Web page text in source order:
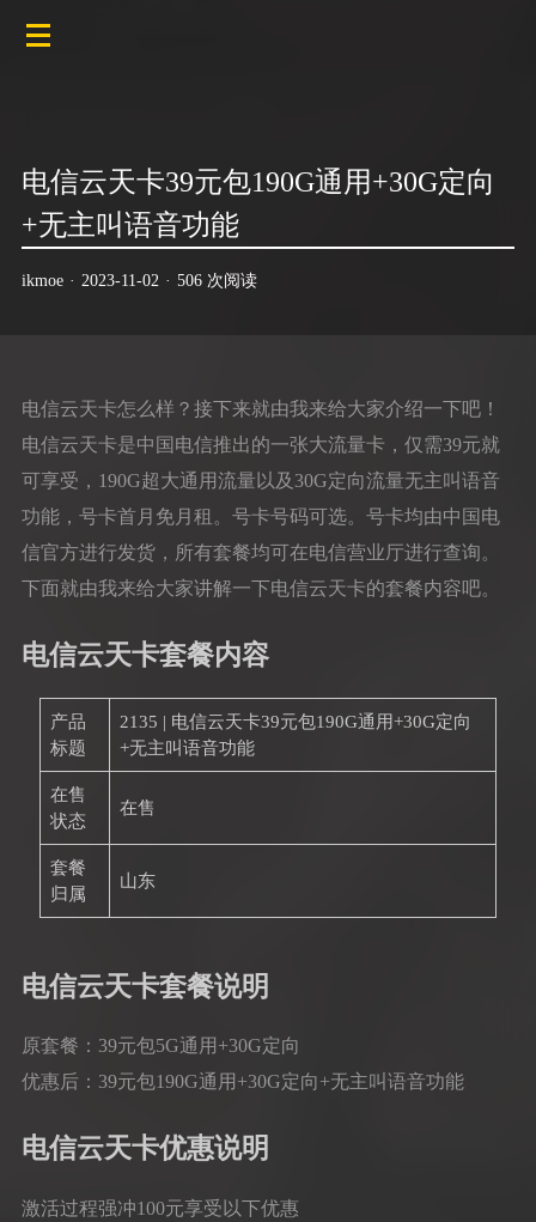
电信云天卡39元包190G通用+30G定向
+无主叫语音功能
ikmoe · 2023-11-02 · 506 次阅读
电信云天卡怎么样？接下来就由我来给大家介绍一下吧！
电信云天卡是中国电信推出的一张大流量卡，仅需39元就
可享受，190G超大通用流量以及30G定向流量无主叫语音
功能，号卡首月免月租。号卡号码可选。号卡均由中国电
信官方进行发货，所有套餐均可在电信营业厅进行查询。
下面就由我来给大家讲解一下电信云天卡的套餐内容吧。
电信云天卡套餐内容
产品
标题
2135 | 电信云天卡39元包190G通用+30G定向
+无主叫语音功能
在售
状态
在售
套餐
归属
山东
电信云天卡套餐说明
原套餐：39元包5G通用+30G定向
优惠后：39元包190G通用+30G定向+无主叫语音功能
电信云天卡优惠说明
激活过程强冲100元享受以下优惠